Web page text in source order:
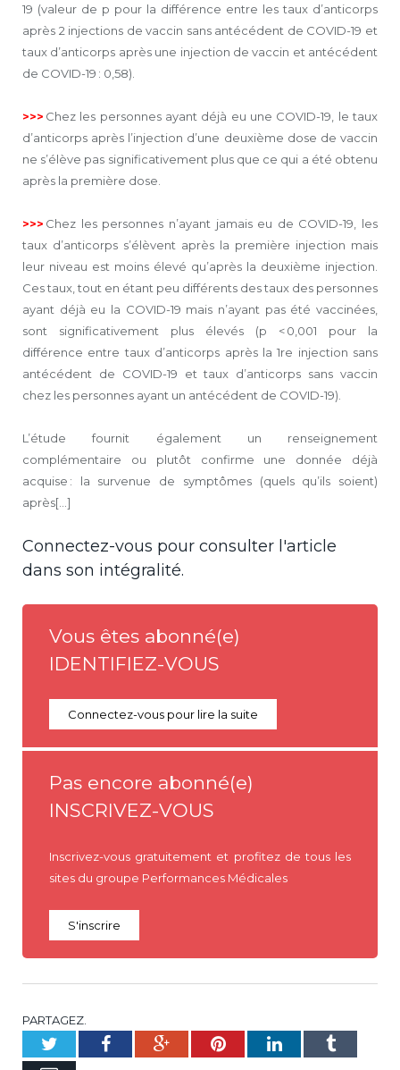
19 (valeur de p pour la différence entre les taux d’anti­corps
après 2 injections de vaccin sans antécédent de COVID-19 et
taux d’anti­corps après une injection de vaccin et antécédent
de COVID-19 : 0,58).
>>> Chez les personnes ayant déjà eu une COVID-19, le taux
d’anticorps après l’injection d’une deuxième dose de vaccin
ne s’élève pas significativement plus que ce qui a été obtenu
après la première dose.
>>> Chez les personnes n’ayant jamais eu de COVID-19, les
taux d’anticorps s’élèvent après la première injection mais
leur niveau est moins élevé qu’après la deuxième injection.
Ces taux, tout en étant peu différents des taux des personnes
ayant déjà eu la COVID-19 mais n’ayant pas été vaccinées,
sont significativement plus élevés (p < 0,001 pour la
différence entre taux d’anticorps après la 1re injection sans
antécédent de COVID-19 et taux d’anticorps sans vaccin
chez les personnes ayant un antécédent de COVID-19).
L’étude fournit également un renseignement
complémentaire ou plutôt confirme une donnée déjà
acquise : la survenue de symptômes (quels qu’ils soient)
après[...]
Connectez-vous pour consulter l'article
dans son intégralité.
Vous êtes abonné(e)
IDENTIFIEZ-VOUS
Connectez-vous pour lire la suite
Pas encore abonné(e)
INSCRIVEZ-VOUS
Inscrivez-vous gratuitement et profitez de tous les
sites du groupe Performances Médicales
S'inscrire
PARTAGEZ.
TwitterFacebookGoogle+PinterestLinkedInTumblr